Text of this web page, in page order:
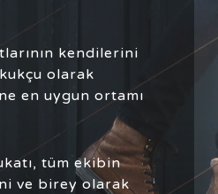
kendilerini
olarak
en uygun ortamı
tüm ekibin
ve birey olarak